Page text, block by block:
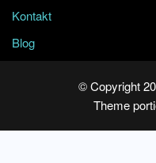
Kontakt
Blog
© Copyright
Theme